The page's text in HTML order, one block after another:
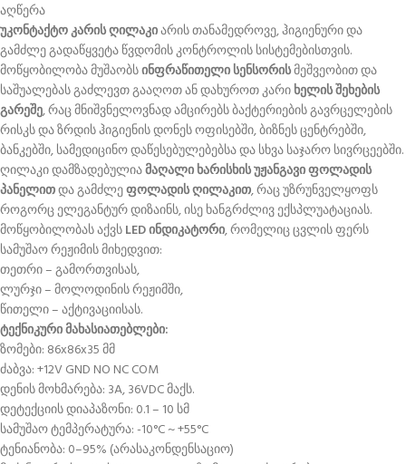
აღწერა
უკონტაქტო კარის ღილაკიარის თანამედროვე, ჰიგიენური და
გამძლე გადაწყვეტა წვდომის კონტროლის სისტემებისთვის.
მოწყობილობა მუშაობსინფრაწითელი სენსორისმეშვეობით და
საშუალებას გაძლევთ გააღოთ ან დახუროთ კარიხელის შეხების
გარეშე, რაც მნიშვნელოვნად ამცირებს ბაქტერიების გავრცელების
რისკს და ზრდის ჰიგიენის დონეს ოფისებში, ბიზნეს ცენტრებში,
ბანკებში, სამედიცინო დაწესებულებებსა და სხვა საჯარო სივრცეებში.
ღილაკი დამზადებულიამაღალი ხარისხის უჟანგავი ფოლადის
პანელითდა გამძლეფოლადის ღილაკით, რაც უზრუნველყოფს
როგორც ელეგანტურ დიზაინს, ისე ხანგრძლივ ექსპლუატაციას.
მოწყობილობას აქვსLED ინდიკატორი, რომელიც ცვლის ფერს
სამუშაო რეჟიმის მიხედვით:
თეთრი – გამორთვისას,
ლურჯი – მოლოდინის რეჟიმში,
წითელი – აქტივაციისას.
ტექნიკური მახასიათებლები:
ზომები: 86x86x35 მმ
ძაბვა: +12V GND NO NC COM
დენის მოხმარება: 3A, 36VDC მაქს.
დეტექციის დიაპაზონი: 0.1 – 10 სმ
სამუშაო ტემპერატურა: -10°C ~ +55°C
ტენიანობა: 0–95% (არასაკონდენსაციო)